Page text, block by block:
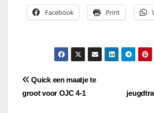
Facebook Print
Bericht
navigatie
Quick een maatje te
groot voor OJC 4-1